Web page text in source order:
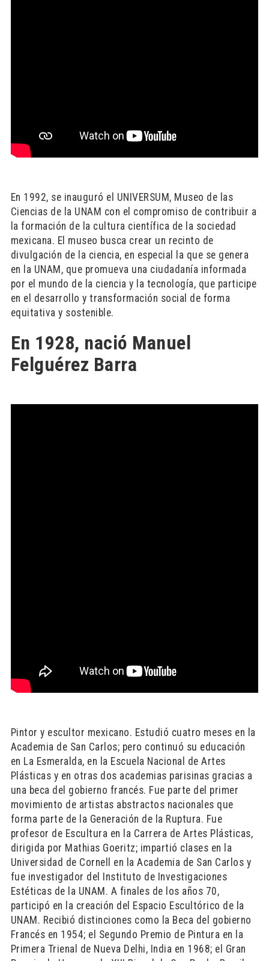
En 1992, se inauguró el UNIVERSUM, Museo de las
Ciencias de la UNAM con el compromiso de contribuir a
la formación de la cultura científica de la sociedad
mexicana. El museo busca crear un recinto de
divulgación de la ciencia, en especial la que se genera
en la UNAM, que promueva una ciudadanía informada
por el mundo de la ciencia y la tecnología, que participe
en el desarrollo y transformación social de forma
equitativa y sostenible.
En 1928, nació Manuel
Felguérez Barra
Pintor y escultor mexicano. Estudió cuatro meses en la
Academia de San Carlos; pero continuó su educación
en La Esmeralda, en la Escuela Nacional de Artes
Plásticas y en otras dos academias parisinas gracias a
una beca del gobierno francés. Fue parte del primer
movimiento de artistas abstractos nacionales que
forma parte de la Generación de la Ruptura. Fue
profesor de Escultura en la Carrera de Artes Plásticas,
dirigida por Mathias Goeritz; impartió clases en la
Universidad de Cornell en la Academia de San Carlos y
fue investigador del Instituto de Investigaciones
Estéticas de la UNAM. A finales de los años 70,
participó en la creación del Espacio Escultórico de la
UNAM. Recibió distinciones como la Beca del gobierno
Francés en 1954; el Segundo Premio de Pintura en la
Primera Trienal de Nueva Delhi, India en 1968; el Gran